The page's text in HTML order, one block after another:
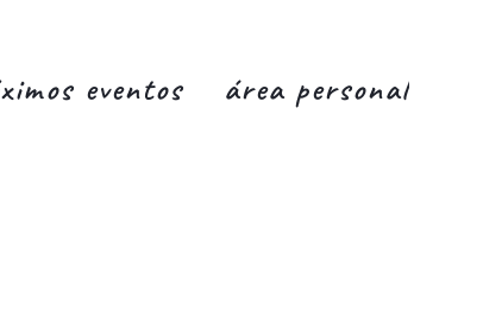
eventos área personal